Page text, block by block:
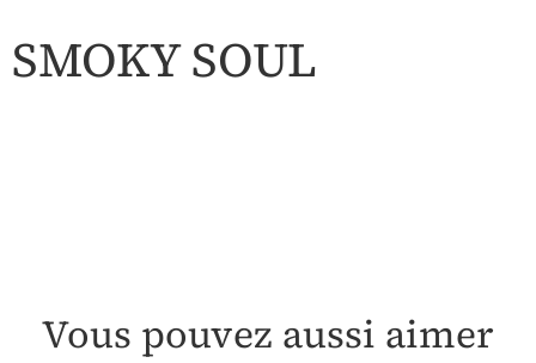
SMOKY SOUL
Vous pouvez aussi aimer